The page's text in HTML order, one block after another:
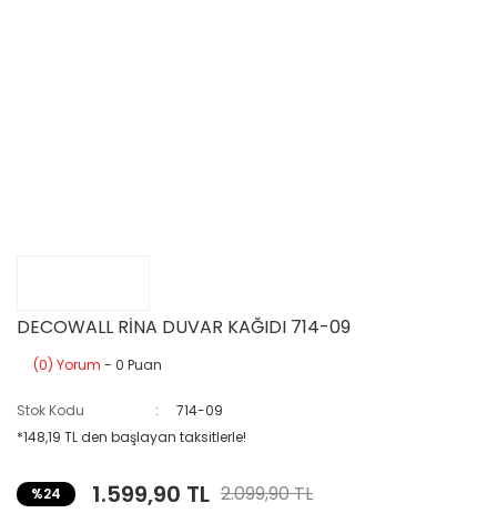
DECOWALL RİNA DUVAR KAĞIDI 714-09
(0) Yorum - 0 Puan
Stok Kodu
714-09
*148,19 TL den başlayan taksitlerle!
%24 1.599,90 TL 2.099,90 TL